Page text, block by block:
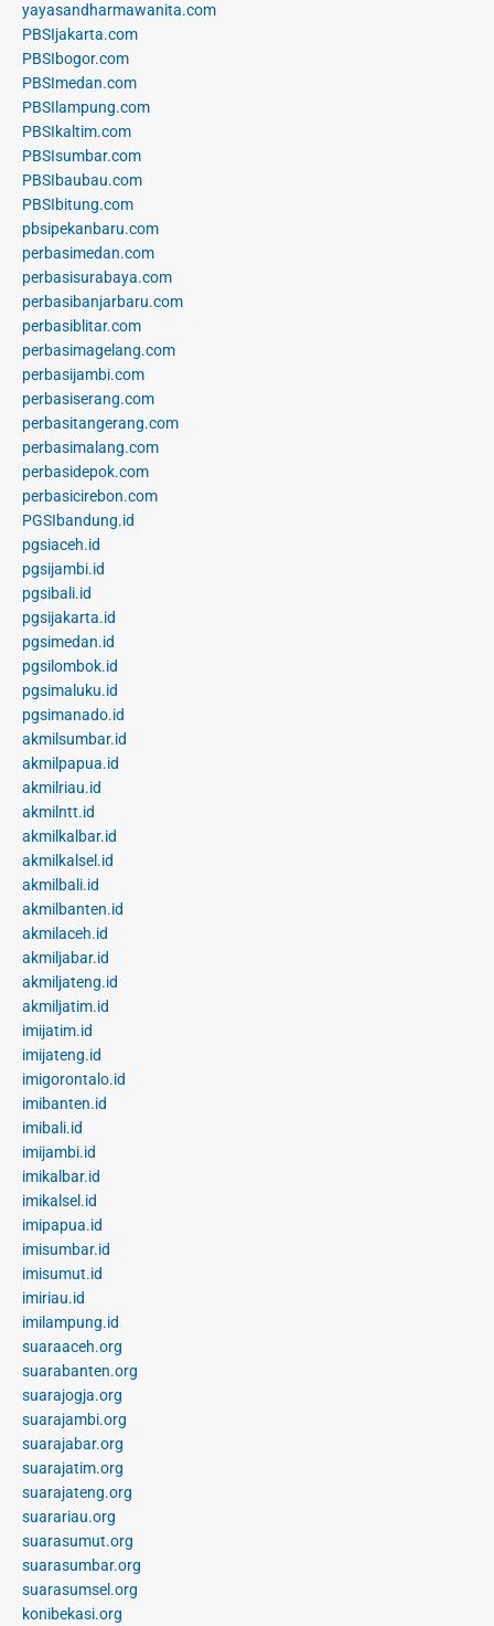
yayasandharmawanita.com
PBSIjakarta.com
PBSIbogor.com
PBSImedan.com
PBSIlampung.com
PBSIkaltim.com
PBSIsumbar.com
PBSIbaubau.com
PBSIbitung.com
pbsipekanbaru.com
perbasimedan.com
perbasisurabaya.com
perbasibanjarbaru.com
perbasiblitar.com
perbasimagelang.com
perbasijambi.com
perbasiserang.com
perbasitangerang.com
perbasimalang.com
perbasidepok.com
perbasicirebon.com
PGSIbandung.id
pgsiaceh.id
pgsijambi.id
pgsibali.id
pgsijakarta.id
pgsimedan.id
pgsilombok.id
pgsimaluku.id
pgsimanado.id
akmilsumbar.id
akmilpapua.id
akmilriau.id
akmilntt.id
akmilkalbar.id
akmilkalsel.id
akmilbali.id
akmilbanten.id
akmilaceh.id
akmiljabar.id
akmiljateng.id
akmiljatim.id
imijatim.id
imijateng.id
imigorontalo.id
imibanten.id
imibali.id
imijambi.id
imikalbar.id
imikalsel.id
imipapua.id
imisumbar.id
imisumut.id
imiriau.id
imilampung.id
suaraaceh.org
suarabanten.org
suarajogja.org
suarajambi.org
suarajabar.org
suarajatim.org
suarajateng.org
suarariau.org
suarasumut.org
suarasumbar.org
suarasumsel.org
konibekasi.org